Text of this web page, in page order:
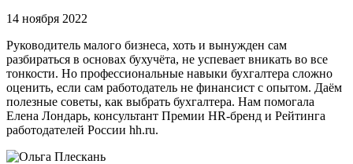
14 ноября 2022
Руководитель малого бизнеса, хоть и вынужден сам
разбираться в основах бухучёта, не успевает вникать во все
тонкости. Но профессиональные навыки бухгалтера сложно
оценить, если сам работодатель не финансист с опытом. Даём
полезные советы, как выбрать бухгалтера. Нам помогала
Елена Лондарь, консультант Премии HR-бренд и Рейтинга
работодателей России hh.ru.